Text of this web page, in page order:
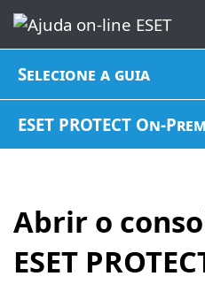
Selecione a guia
ESET PROTECT On-
Abrir o
ESET